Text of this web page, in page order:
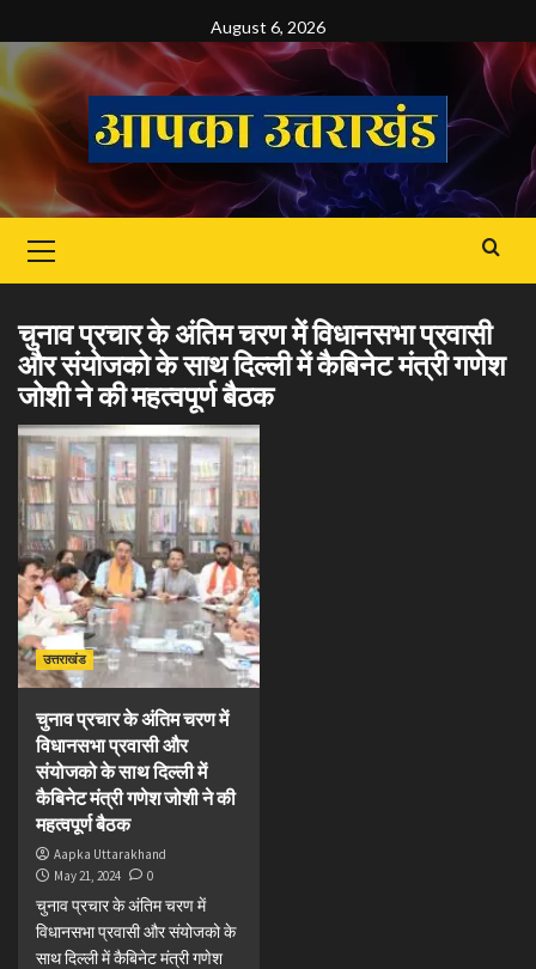
to
content
August 6, 2026
Menu
चुनाव प्रचार के अंतिम चरण में विधानसभा प्रवासी
और संयोजको के साथ दिल्ली में कैबिनेट मंत्री गणेश
जोशी ने की महत्वपूर्ण बैठक
उत्तराखंड
चुनाव प्रचार के अंतिम चरण में
विधानसभा प्रवासी और
संयोजको के साथ दिल्ली में
कैबिनेट मंत्री गणेश जोशी ने की
महत्वपूर्ण बैठक
Aapka Uttarakhand
May 21, 2024
0
चुनाव प्रचार के अंतिम चरण में
विधानसभा प्रवासी और संयोजको के
साथ दिल्ली में कैबिनेट मंत्री गणेश